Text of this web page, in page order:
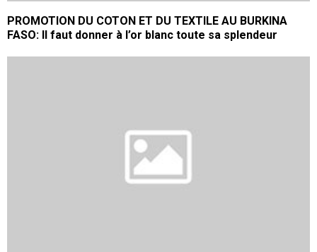
PROMOTION DU COTON ET DU TEXTILE AU BURKINA
FASO: Il faut donner à l’or blanc toute sa splendeur